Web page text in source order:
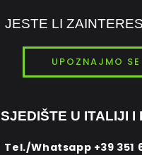
JESTE LI
UPOZNAJMO SE
SJEDIŠTE U ITALIJI I
Tel./Whatsapp +39 351